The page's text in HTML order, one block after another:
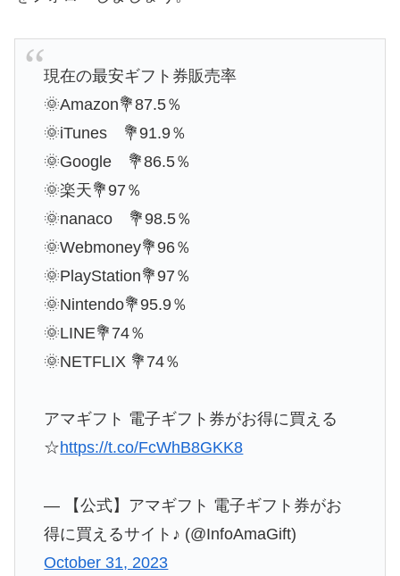
現在の最安ギフト券販売率
🌞Amazon💐87.5％
🌞iTunes 💐91.9％
🌞Google 💐86.5％
🌞楽天💐97％
🌞nanaco 💐98.5％
🌞Webmoney💐96％
🌞PlayStation💐97％
🌞Nintendo💐95.9％
🌞LINE💐74％
🌞NETFLIX 💐74％
アマギフト 電子ギフト券がお得に買える
☆https://t.co/FcWhB8GKK8
— 【公式】アマギフト 電子ギフト券がお
得に買えるサイト♪ (@InfoAmaGift)
October 31, 2023